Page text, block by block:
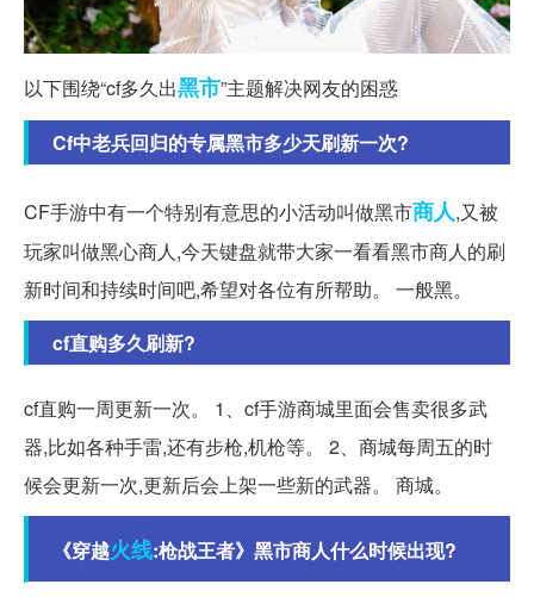
以下围绕“cf多久出黑市”主题解决网友的困惑
Cf中老兵回归的专属黑市多少天刷新一次?
CF手游中有一个特别有意思的小活动叫做黑市商人,又被
玩家叫做黑心商人,今天键盘就带大家一看看黑市商人的刷
新时间和持续时间吧,希望对各位有所帮助。 一般黑。
cf直购多久刷新?
cf直购一周更新一次。 1、cf手游商城里面会售卖很多武
器,比如各种手雷,还有步枪,机枪等。 2、商城每周五的时
候会更新一次,更新后会上架一些新的武器。 商城。
《穿越火线:枪战王者》黑市商人什么时候出现?